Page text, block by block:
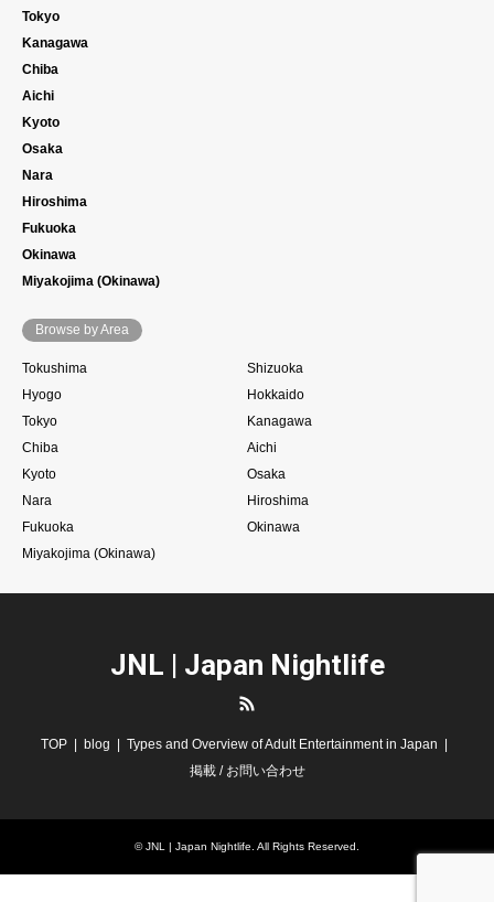
Tokyo
Kanagawa
Chiba
Aichi
Kyoto
Osaka
Nara
Hiroshima
Fukuoka
Okinawa
Miyakojima (Okinawa)
Browse by Area
Tokushima
Shizuoka
Hyogo
Hokkaido
Tokyo
Kanagawa
Chiba
Aichi
Kyoto
Osaka
Nara
Hiroshima
Fukuoka
Okinawa
Miyakojima (Okinawa)
JNL | Japan Nightlife
TOP blog
Types and Overview of Adult Entertainment in Japan
掲載 / お問い合わせ
©JNL | Japan Nightlife. All Rights Reserved.